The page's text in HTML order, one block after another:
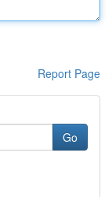
Report Page
Go